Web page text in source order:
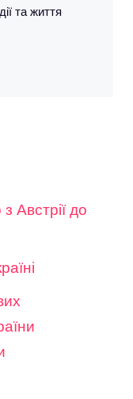
та життя
Австрії до